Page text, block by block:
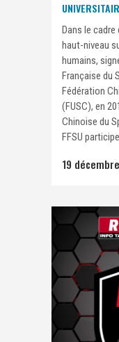
Dans le
haut-niveau
humains,
Française du
Fédération
(FUSC), en
Chinoise du
FFSU
19